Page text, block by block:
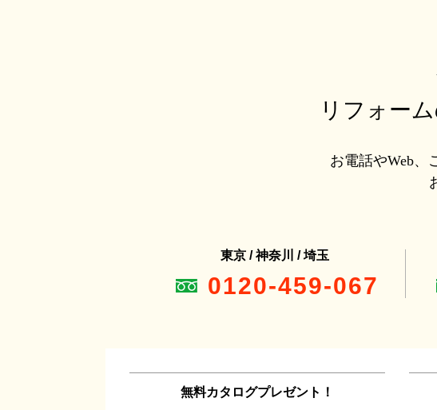
リフォー
お電話やWeb、
東京 / 神奈川 / 埼玉
0120-459-067
無料カタログプレゼント！